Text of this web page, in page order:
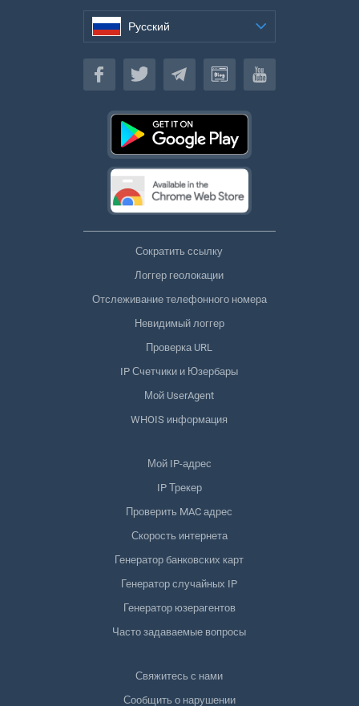
Русский
Русский
Сократить ссылку
Логгер геолокации
Отслеживание телефонного номера
Невидимый логгер
Проверка URL
IP Счетчики и Юзербары
Мой UserAgent
WHOIS информация
Мой IP-адрес
IP Трекер
Проверить MAC адрес
Скорость интернета
Генератор банковских карт
Генератор случайных IP
Генератор юзерагентов
Часто задаваемые вопросы
Свяжитесь с нами
Сообщить о нарушении